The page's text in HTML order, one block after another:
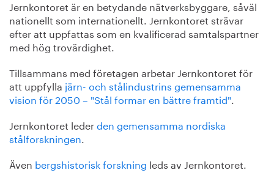
Jernkontoret är en betydande nätverksbyggare, såväl
nationellt som internationellt. Jernkontoret strävar
efter att uppfattas som en kvalificerad samtalspartner
med hög trovärdighet.
Tillsammans med företagen arbetar Jernkontoret för
att uppfylla järn- och stålindustrins gemensamma
vision för 2050 – "Stål formar en bättre framtid".
Jernkontoret lederden gemensamma nordiska
stålforskningen.
Även bergshistorisk forskning leds av Jernkontoret.